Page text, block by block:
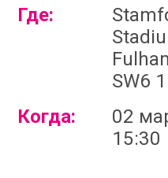
Где:
SW6
Когда:
02
15:30